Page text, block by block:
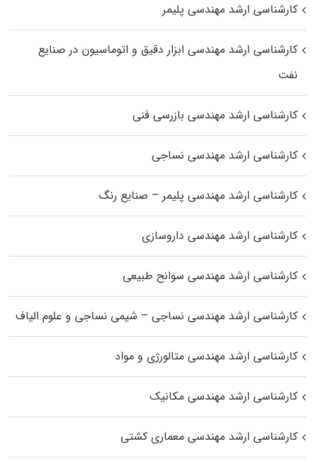
کارشناسی ارشد مهندسی پلیمر
کارشناسی ارشد مهندسی ابزار دقیق و اتوماسیون در صنایع
نفت
کارشناسی ارشد مهندسی بازرسی فنی
کارشناسی ارشد مهندسی نساجی
کارشناسی ارشد مهندسی پلیمر – صنایع رنگ
کارشناسی ارشد مهندسی داروسازی
کارشناسی ارشد مهندسی سوانح طبیعی
کارشناسی ارشد مهندسی نساجی – شیمی نساجی و علوم الیاف
کارشناسی ارشد مهندسی متالورژی و مواد
کارشناسی ارشد مهندسی مکانیک
کارشناسی ارشد مهندسی معماری کشتی